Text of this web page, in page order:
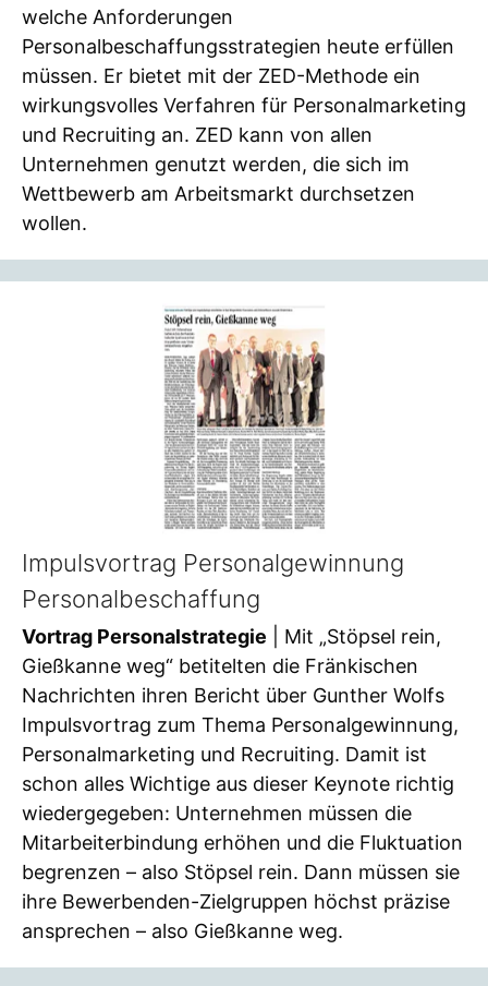
welche Anforderungen
Personalbeschaffungsstrategien heute erfüllen
müssen. Er bietet mit der ZED-Methode ein
wirkungsvolles Verfahren für Personalmarketing
und Recruiting an. ZED kann von allen
Unternehmen genutzt werden, die sich im
Wettbewerb am Arbeitsmarkt durchsetzen
wollen.
Impulsvortrag Personalgewinnung
Personalbeschaffung
Vortrag Personalstrategie | Mit „Stöpsel rein,
Gießkanne weg“ betitelten die Fränkischen
Nachrichten ihren Bericht über Gunther Wolfs
Impulsvortrag zum Thema Personalgewinnung,
Personalmarketing und Recruiting. Damit ist
schon alles Wichtige aus dieser Keynote richtig
wiedergegeben: Unternehmen müssen die
Mitarbeiterbindung erhöhen und die Fluktuation
begrenzen – also Stöpsel rein. Dann müssen sie
ihre Bewerbenden-Zielgruppen höchst präzise
ansprechen – also Gießkanne weg.